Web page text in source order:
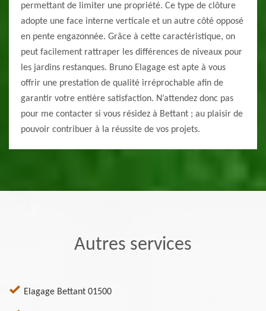
permettant de limiter une propriété. Ce type de clôture
adopte une face interne verticale et un autre côté opposé
en pente engazonnée. Grâce à cette caractéristique, on
peut facilement rattraper les différences de niveaux pour
les jardins restanques. Bruno Elagage est apte à vous
offrir une prestation de qualité irréprochable afin de
garantir votre entière satisfaction. N’attendez donc pas
pour me contacter si vous résidez à Bettant ; au plaisir de
pouvoir contribuer à la réussite de vos projets.
Autres services
Elagage Bettant 01500